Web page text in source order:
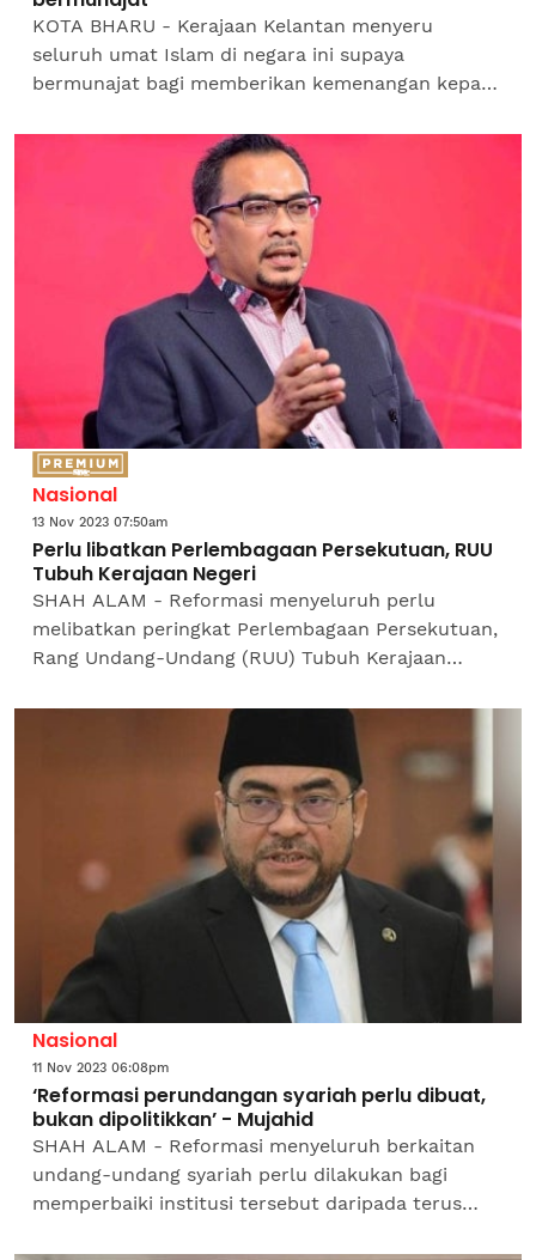
KOTA BHARU - Kerajaan Kelantan menyeru
seluruh umat Islam di negara ini supaya
bermunajat bagi memberikan kemenangan kepada
Nik Elin Zurina supaya tidak...
Nasional
13 Nov 2023 07:50am
Perlu libatkan Perlembagaan Persekutuan, RUU
Tubuh Kerajaan Negeri
SHAH ALAM - Reformasi menyeluruh perlu
melibatkan peringkat Perlembagaan Persekutuan,
Rang Undang-Undang (RUU) Tubuh Kerajaan
isu berkaitan institusi...
Nasional
11 Nov 2023 06:08pm
‘Reformasi perundangan syariah perlu dibuat,
bukan dipolitikkan’ - Mujahid
SHAH ALAM - Reformasi menyeluruh berkaitan
undang-undang syariah perlu dilakukan bagi
memperbaiki institusi tersebut daripada terus